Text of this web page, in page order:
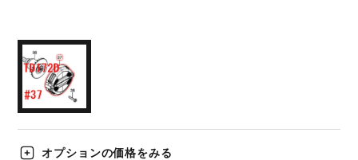
オプションの価格をみる